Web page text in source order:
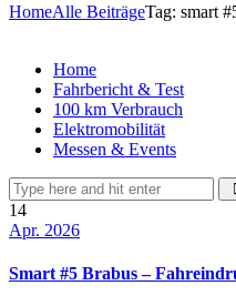
HomeAlle BeiträgeTag: smart
Home
Fahrbericht & Test
100 km Verbrauch
Elektromobilität
Messen & Events
14
Apr. 2026
Smart #5 Brabus –